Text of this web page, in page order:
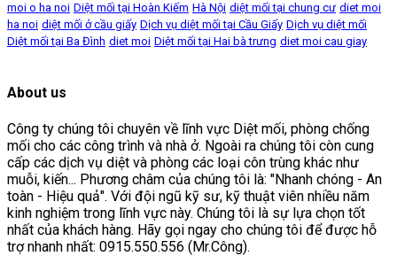
moi o ha noi Diệt mối tại Hoàn Kiếm Hà Nội diệt mối tại chung cư diet moi
ha noi diệt mối ở cầu giấy Dịch vụ diệt mối tại Cầu Giấy Dịch vụ diệt mối
Diệt mối tại Ba Đình diet moi Diệt mối tại Hai bà trưng diet moi cau giay
About us
Công ty chúng tôi chuyên về lĩnh vực Diệt mối, phòng chống
mối cho các công trình và nhà ở. Ngoài ra chúng tôi còn cung
cấp các dịch vụ diệt và phòng các loại côn trùng khác như
muỗi, kiến... Phương châm của chúng tôi là: "Nhanh chóng - An
toàn - Hiệu quả". Với đội ngũ kỹ sư, kỹ thuật viên nhiều năm
kinh nghiệm trong lĩnh vực này. Chúng tôi là sự lựa chọn tốt
nhất của khách hàng. Hãy gọi ngay cho chúng tôi để được hỗ
trợ nhanh nhất: 0915.550.556 (Mr.Công).